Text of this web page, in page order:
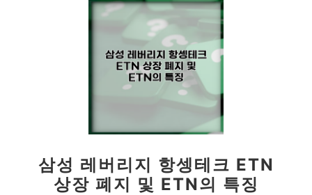
삼성 레버리지 항셍테크 ETN
상장 폐지 및 ETN의 특징